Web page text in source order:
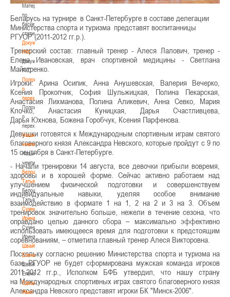
Материалы
по
баскетбольной
статистике
Документы
РКС
Документы
РКС
Положение
о
переходах
Положение
о
переходах
Наши
чемпионы
Наши
чемпионы
Белошапко
Татьяна
Белошапко
Татьяна
Сумникова
Ирина
Сумникова
Ирина
Швайбович
Елена
Швайбович
Елена
Едешко
Иван
Беларусь на турнире в Санкт-Петербурге в составе делегации
Министерства спорта и туризма представят воспитанницы
РГУОР (2011-2012 гг.р.).
Тренерский состав: главный тренер - Алеся Лалович, тренер -
Елена Ивановская, врач спортивной медицины - Светлана
Майстренко.
Игроки: Арина Осипик, Анна Анушевская, Валерия Вечерко,
Ксения Прокопчик, София Шульжицкая, Полина Пекарская,
Анастасия Лихманова, Полина Аликевич, Анна Севко, Мария
Клочко, Анастасия Куницкая, Дарья Счастливцева,
Дарья Юхнова, Божена Горобчук, Ксения Парфенова.
Девушки готовятся к Международным спортивным играм святого
благоверного князя Александра Невского, которые пройдут с 9 по
15 сентября в Санкт-Петербурге.
- Начали тренировки 14 августа, все девочки прибыли вовремя,
здоровы и в хорошей форме. Сейчас активно работаем над
улучшением физической подготовки и совершенствуем
индивидуальные навыки, уделяя особое внимание
взаимодействию в формате 1 на 1, 2 на 2 и 3 на 3. Объем
тренировок значительно больше, нежели в течение сезона, что
оправдано целью данного сбора – максимально эффективно
использовать имеющееся время для подготовки к предстоящим
соревнованиям , – отметила главный тренер Алеся Викторовна.
Поскольку согласно решению Министерства спорта и туризма на
базе РГУОР не будет сформирована мужская команда игроков
2011-2012 гг.р., Исполком БФБ утвердил, что нашу страну
на Международных спортивных играх святого благоверного князя
Александра Невского представят игроки БК "Минск-2006".